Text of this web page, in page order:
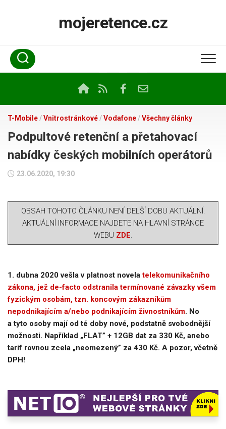
mojeretence.cz
T-Mobile/Vnitrostránkové/Vodafone/Všechny články
Podpultové retenční a přetahovací
nabídky českých mobilních operátorů
23.06.2020, 19:30
OBSAH TOHOTO ČLÁNKU NENÍ DELŠÍ DOBU AKTUÁLNÍ.
AKTUÁLNÍ INFORMACE NAJDETE NA HLAVNÍ STRÁNCE
WEBU ZDE.
1. dubna 2020 vešla v platnost novelatelekomunikačního
zákona, jež de-facto odstranila termínované závazky všem
fyzickým osobám, tzn. koncovým zákazníkům
nepodnikajícím a/nebo podnikajícím živnostníkům. No
a tyto osoby mají od té doby nové, podstatně svobodnější
možnosti. Například „FLAT” + 12GB dat za 330 Kč, anebo
tarif rovnou zcela „neomezený” za 430 Kč. A pozor, včetně
DPH!